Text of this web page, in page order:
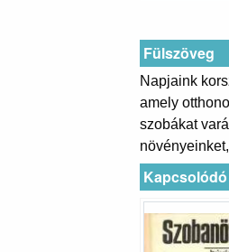
Fülszöveg
Napjaink
amely
szobákat